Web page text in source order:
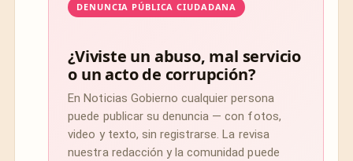
DENUNCIA PÚBLICA CIUDADANA
¿Viviste un abuso, mal servicio
o un acto de corrupción?
En Noticias Gobierno cualquier persona
puede publicar su denuncia — con fotos,
video y texto, sin registrarse. La revisa
nuestra redacción y la comunidad puede